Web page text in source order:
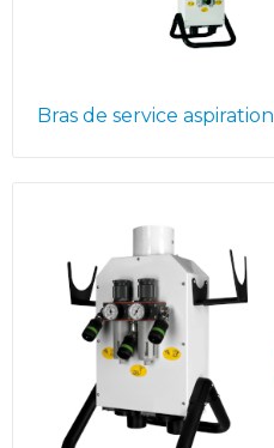
Bras de service aspiration